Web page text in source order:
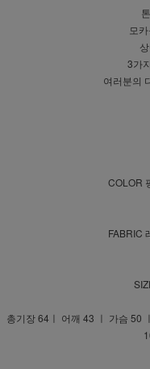
모
3가
여러분의
COLOR
FABRIC
총기장 64ㅣ 어깨 43 ㅣ 가슴 50